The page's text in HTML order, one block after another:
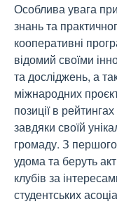
Особлива увага
знань та
кооперативні
відомий своїми
та досліджень, а
міжнародних
позиції в
завдяки своїй
громаду. З
удома та беруть
клубів за
студентських